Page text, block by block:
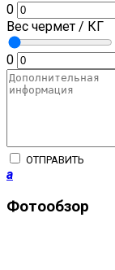
0
Вес чермет / КГ
0
ОТПРАВИТЬ
a
Фотообзор